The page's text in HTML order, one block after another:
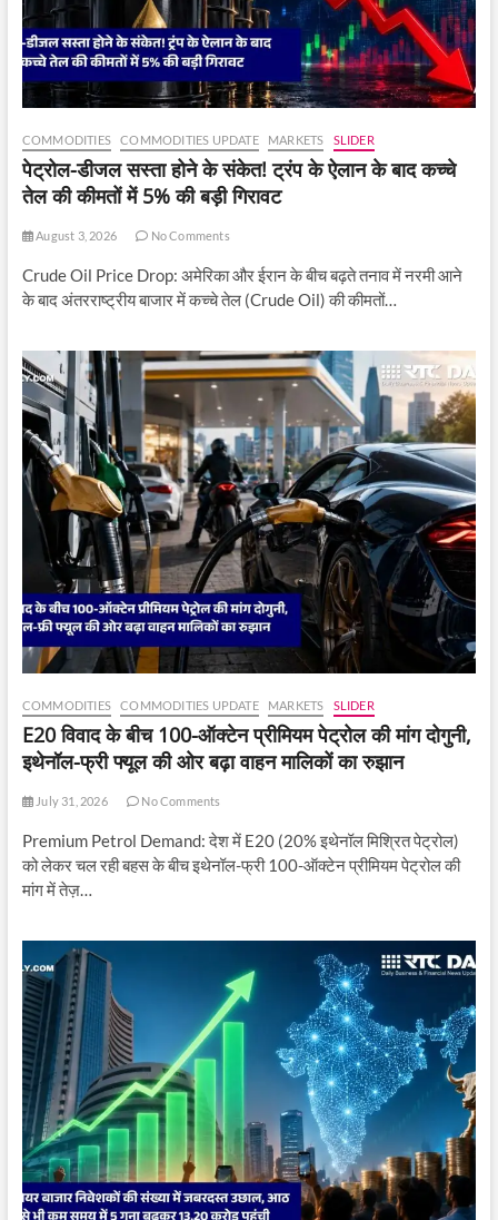
COMMODITIES COMMODITIES UPDATE MARKETS SLIDER
पेट्रोल-डीजल सस्ता होने के संकेत! ट्रंप के ऐलान के बाद कच्चे
तेल की कीमतों में 5% की बड़ी गिरावट
August 3, 2026 No Comments
Crude Oil Price Drop: अमेरिका और ईरान के बीच बढ़ते तनाव में नरमी आने
के बाद अंतरराष्ट्रीय बाजार में कच्चे तेल (Crude Oil) की कीमतों…
COMMODITIES COMMODITIES UPDATE MARKETS SLIDER
E20 विवाद के बीच 100-ऑक्टेन प्रीमियम पेट्रोल की मांग दोगुनी,
इथेनॉल-फ्री फ्यूल की ओर बढ़ा वाहन मालिकों का रुझान
July 31, 2026 No Comments
Premium Petrol Demand: देश में E20 (20% इथेनॉल मिश्रित पेट्रोल)
को लेकर चल रही बहस के बीच इथेनॉल-फ्री 100-ऑक्टेन प्रीमियम पेट्रोल की
मांग में तेज़…